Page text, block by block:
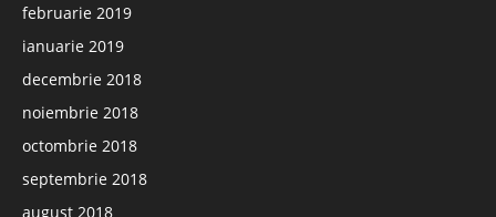
februarie 2019
ianuarie 2019
decembrie 2018
noiembrie 2018
octombrie 2018
septembrie 2018
august 2018